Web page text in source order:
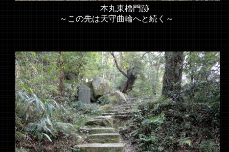
本丸東櫓門跡
～この先は天守曲輪へと続く～